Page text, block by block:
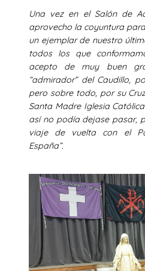
Una vez en el Salón de
aprovecho la coyuntura
un ejemplar de nuestro
todos los que
acepto de muy buen
“admirador” del Caudillo,
pero sobre todo, por su
Santa Madre Iglesia
así no podía dejase pasar,
viaje de vuelta con el
España”.